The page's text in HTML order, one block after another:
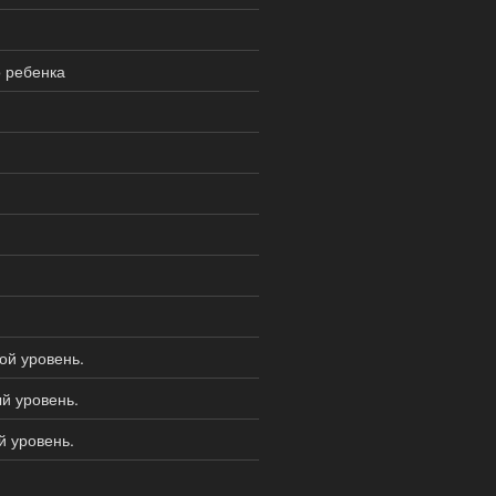
уровень.
уровень.
уровень.